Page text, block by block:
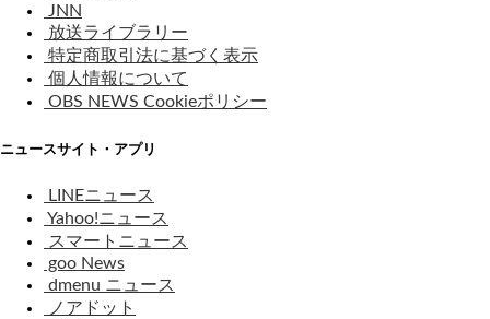
JNN
放送ライブラリー
特定商取引法に基づく表示
個人情報について
OBS NEWS Cookieポリシー
ニュースサイト・アプリ
LINEニュース
Yahoo!ニュース
スマートニュース
goo News
dmenu ニュース
ノアドット